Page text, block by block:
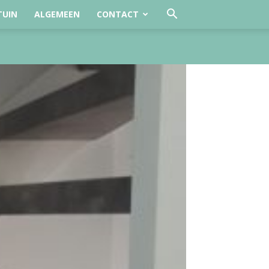
ALGEMEEN CONTACT